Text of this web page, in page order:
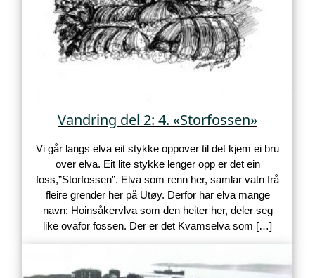
Vandring del 2: 4. «Storfossen»
Vi går langs elva eit stykke oppover til det kjem ei bru
over elva. Eit lite stykke lenger opp er det ein
foss,”Storfossen”. Elva som renn her, samlar vatn frå
fleire grender her på Utøy. Derfor har elva mange
navn: Hoinsåkervlva som den heiter her, deler seg
like ovafor fossen. Der er det Kvamselva som […]